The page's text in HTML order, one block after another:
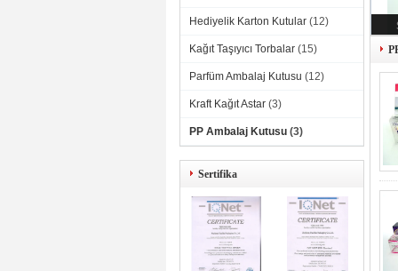
Hediyelik Karton Kutular (12)
Kağıt Taşıyıcı Torbalar (15)
Parfüm Ambalaj Kutusu (12)
Kraft Kağıt Astar (3)
PP Ambalaj Kutusu (3)
Sertifika